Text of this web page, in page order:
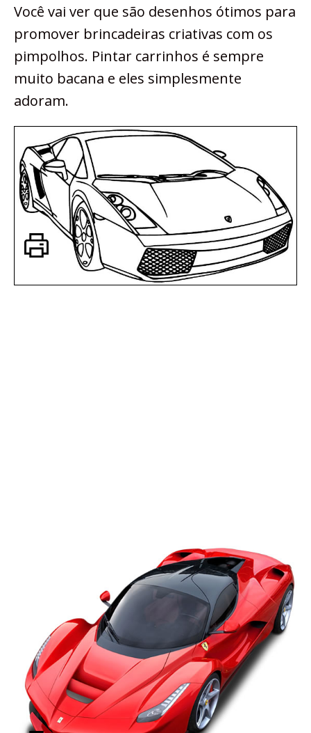
Você vai ver que são desenhos ótimos para
promover brincadeiras criativas com os
pimpolhos. Pintar carrinhos é sempre
muito bacana e eles simplesmente
adoram.